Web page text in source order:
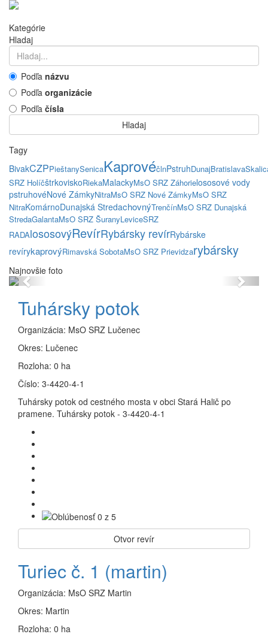
Kategórie
Hladaj
Podľa názvu
Podľa organizácie
Podľa čísla
Hladaj
Tagy
BivakCZPPieštanySenicaKaprovéčlnPstruhDunajBratislava
SRZ HolíčštrkoviskoRiekaMalackyMsO SRZ Záhorielososové vody
pstruhovéNové ZámkyNitraMsO SRZ Nové ZámkyMsO SRZ
NitraKomárnoDunajská StredachovnýTrenčínMsO SRZ Dunajská
StredaGalantaMsO SRZ ŠuranyLeviceSRZ
RADAlososovýRevírRybársky revírRybárske
revírykaprovýRimavská SobotaMsO SRZ Prievidzarybársky
Najnovšie foto
Previous Next
Tuhársky potok
Organizácia: MsO SRZ Lučenec
Okres: Lučenec
Rozloha: 0 ha
Číslo: 3-4420-4-1
Tuhársky potok od cestného mosta v obci Stará Halič po
pramene. Tuhársky potok - 3-4420-4-1
Otvor revír
Turiec č. 1 (martin)
Organizácia: MsO SRZ Martin
Okres: Martin
Rozloha: 0 ha